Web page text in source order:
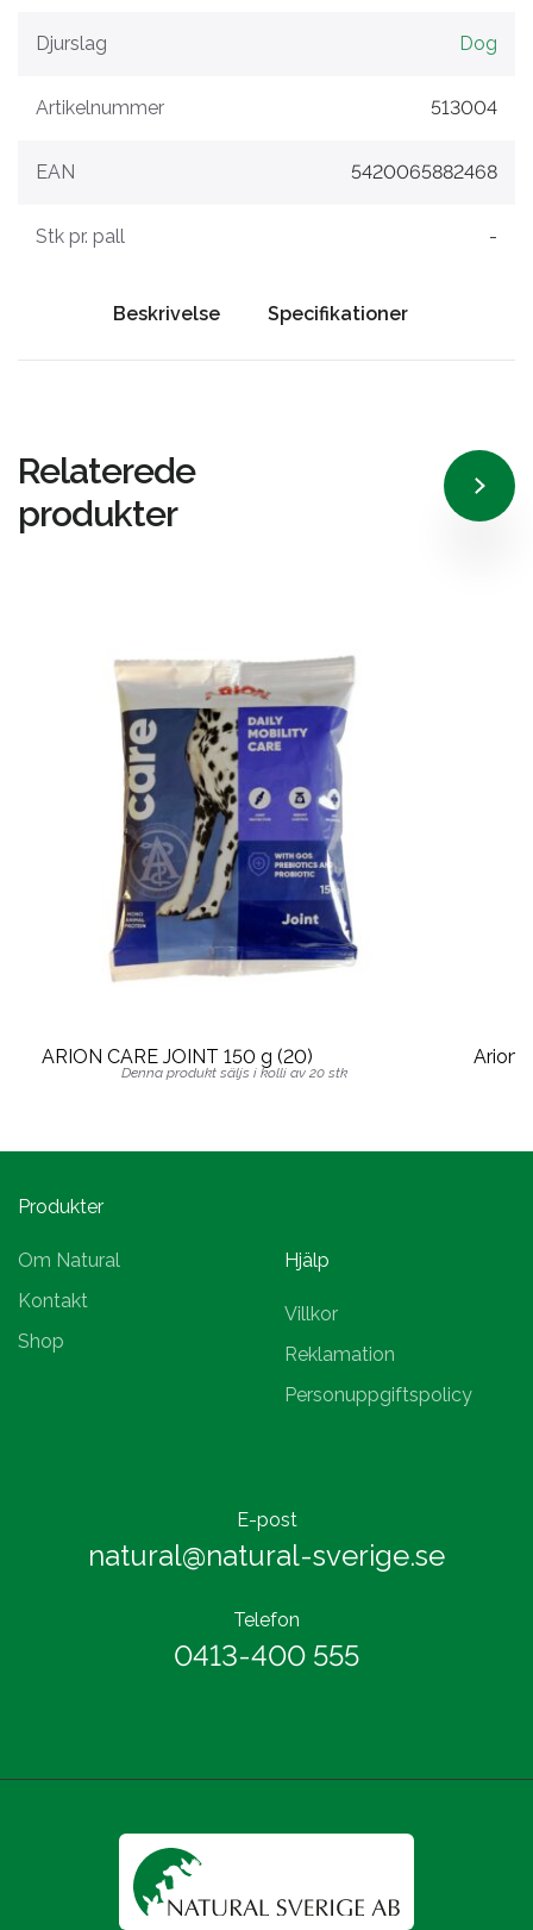
Djurslag Dog
Artikelnummer 513004
EAN 5420065882468
Stk pr. pall -
Beskrivelse Specifikationer
Relaterede
produkter
ARION CARE JOINT 150 g (20)
Denna produkt säljs i kolli av 20 stk
Arion
Produkter
Om Natural
Kontakt
Shop
Hjälp
Villkor
Reklamation
Personuppgiftspolicy
E-post
natural@natural-sverige.se
Telefon
0413-400 555